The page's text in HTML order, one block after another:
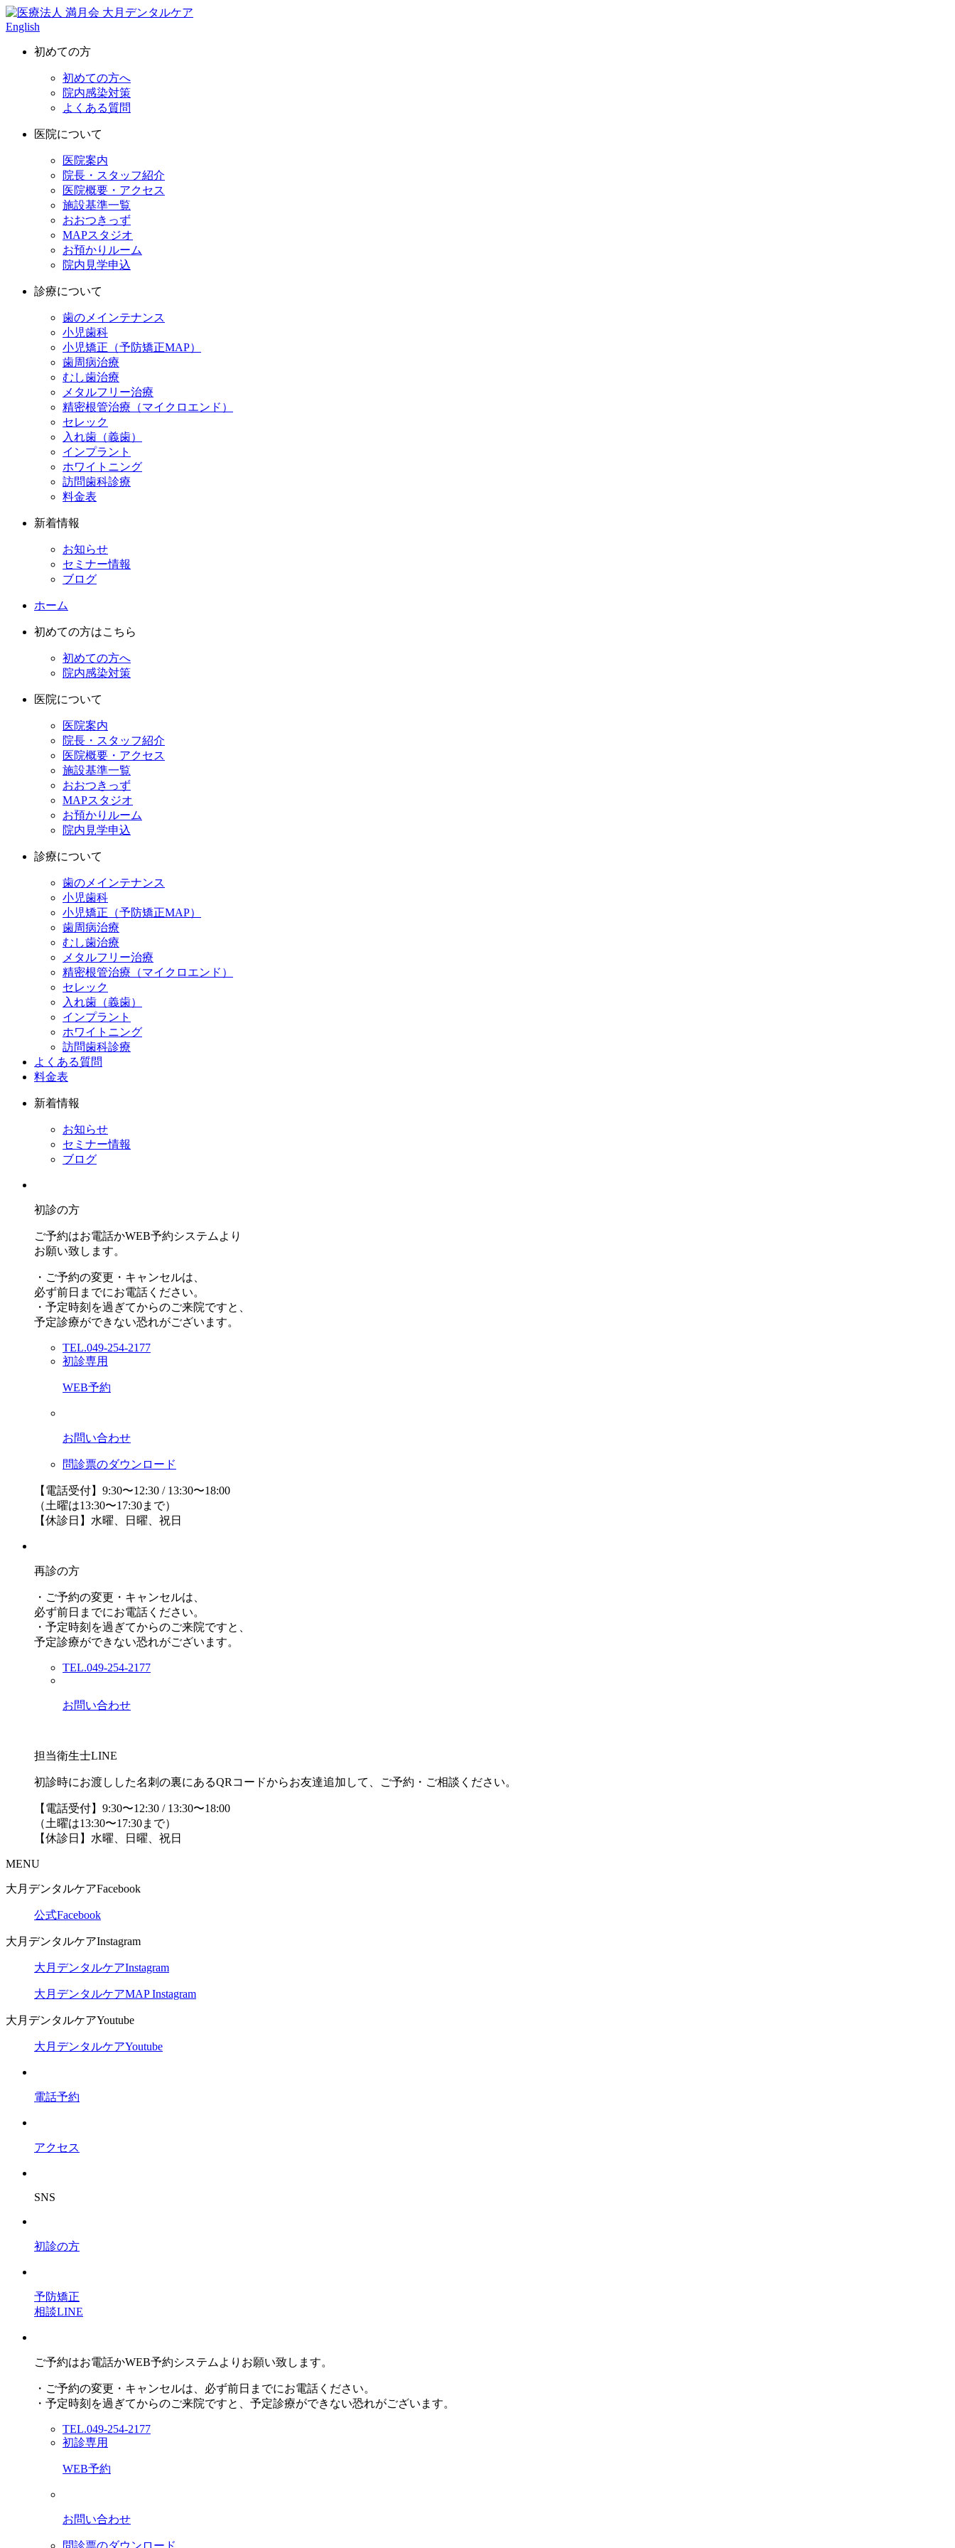
English
初めての方
初めての方へ
院内感染対策
よくある質問
医院について
医院案内
院長・スタッフ紹介
医院概要・アクセス
施設基準一覧
おおつきっず
MAPスタジオ
お預かりルーム
院内見学申込
診療について
歯のメインテナンス
小児歯科
小児矯正（予防矯正MAP）
歯周病治療
むし歯治療
メタルフリー治療
精密根管治療（マイクロエンド）
セレック
入れ歯（義歯）
インプラント
ホワイトニング
訪問歯科診療
料金表
新着情報
お知らせ
セミナー情報
ブログ
ホーム
初めての方はこちら
初めての方へ
院内感染対策
医院について
医院案内
院長・スタッフ紹介
医院概要・アクセス
施設基準一覧
おおつきっず
MAPスタジオ
お預かりルーム
院内見学申込
診療について
歯のメインテナンス
小児歯科
小児矯正（予防矯正MAP）
歯周病治療
むし歯治療
メタルフリー治療
精密根管治療（マイクロエンド）
セレック
入れ歯（義歯）
インプラント
ホワイトニング
訪問歯科診療
よくある質問
料金表
新着情報
お知らせ
セミナー情報
ブログ
初診の方
ご予約はお電話かWEB予約システムより
お願い致します。
・ご予約の変更・キャンセルは、
必ず前日までにお電話ください。
・予定時刻を過ぎてからのご来院ですと、
予定診療ができない恐れがございます。
TEL.049-254-2177
初診専用
WEB予約
お問い合わせ
問診票のダウンロード
【電話受付】9:30〜12:30 / 13:30〜18:00
（土曜は13:30〜17:30まで）
【休診日】水曜、日曜、祝日
再診の方
・ご予約の変更・キャンセルは、
必ず前日までにお電話ください。
・予定時刻を過ぎてからのご来院ですと、
予定診療ができない恐れがございます。
TEL.049-254-2177
お問い合わせ
担当衛生士LINE
初診時にお渡しした名刺の裏にあるQRコードからお友達追加して、ご予約・ご相談ください。
【電話受付】9:30〜12:30 / 13:30〜18:00
（土曜は13:30〜17:30まで）
【休診日】水曜、日曜、祝日
MENU
大月デンタルケアFacebook
公式Facebook
大月デンタルケアInstagram
大月デンタルケアInstagram
大月デンタルケアMAP Instagram
大月デンタルケアYoutube
大月デンタルケアYoutube
電話予約
アクセス
SNS
初診の方
予防矯正
相談LINE
ご予約はお電話かWEB予約システムよりお願い致します。
・ご予約の変更・キャンセルは、必ず前日までにお電話ください。
・予定時刻を過ぎてからのご来院ですと、予定診療ができない恐れがございます。
TEL.049-254-2177
初診専用
WEB予約
お問い合わせ
問診票のダウンロード